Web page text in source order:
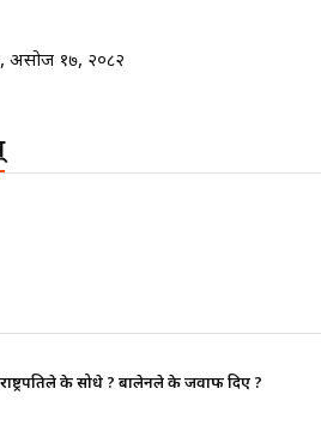
असोज १७, २०८२
भाइचारा खलबलाउने कुनै पनि